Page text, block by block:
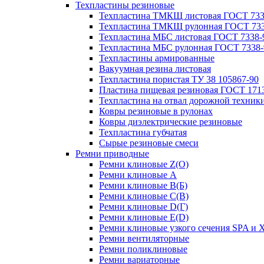
Техпластины резиновые
Техпластина ТМКЩ листовая ГОСТ
Техпластина ТМКЩ рулонная ГОСТ
Техпластина МБС листовая ГОСТ 7338-
Техпластина МБС рулонная ГОСТ
Техпластины армированные
Вакуумная резина листовая
Техпластина пористая ТУ 38 105867-90
Пластина пищевая резиновая ГОСТ
Техпластина на отвал дорожной
Ковры резиновые в рулонах
Ковры диэлектрические резиновые
Техпластина губчатая
Сырые резиновые смеси
Ремни приводные
Ремни клиновые Z(О)
Ремни клиновые A
Ремни клиновые B(Б)
Ремни клиновые C(В)
Ремни клиновые D(Г)
Ремни клиновые Е(D)
Ремни клиновые узкого сечения SPA и
Ремни вентиляторные
Ремни поликлиновые
Ремни вариаторные